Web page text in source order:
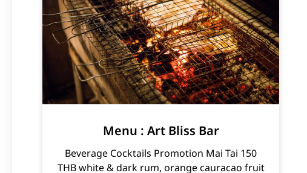
Menu : Art Bliss Bar
Beverage Cocktails Promotion Mai Tai 150
THB white & dark rum, orange cauracao fruit